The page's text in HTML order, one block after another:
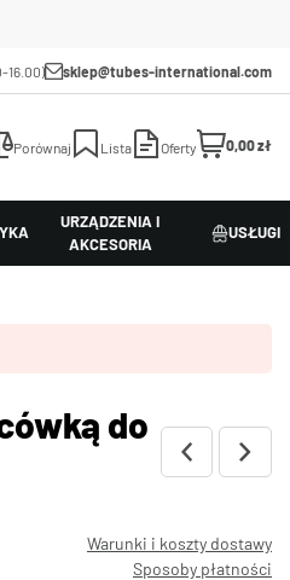
16.00) sklep@tubes-international.com
Porównaj Lista Oferty 0,00 zł
URZĄDZENIA I
AKCESORIA
USŁUGI
do
Warunki i koszty dostawy
Sposoby płatności